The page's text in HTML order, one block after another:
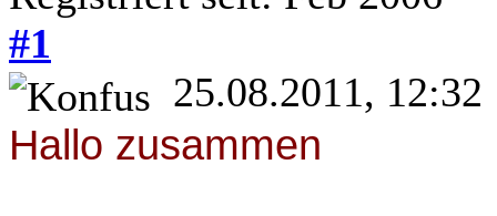
#1
25.08.2011, 12:32
Hallo zusammen